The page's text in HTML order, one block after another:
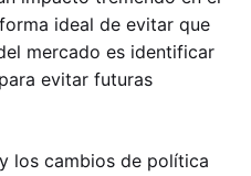
ideal de evitar que
mercado es identificar
evitar futuras
los cambios de política